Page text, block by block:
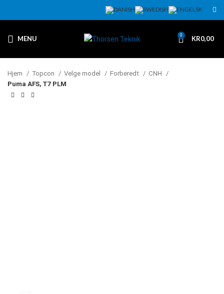
MENU 0 KR0,00
Hjem Topcon Velge model Forberedt
CNH
Puma AFS, T7 PLM